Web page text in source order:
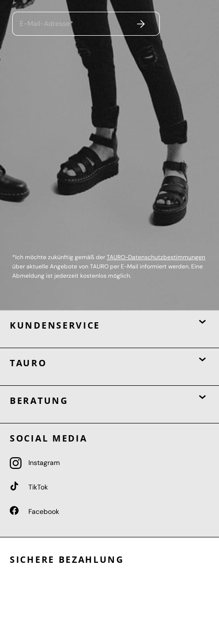
E-Mail-Adresse* ABSENDEN
*Ich möchte zukünftig gemäß derTAURO-Datenschutzbestimmungen
über aktuelle Angebote von TAURO per E-Mail informiert werden. Eine
Abmeldung ist jederzeit kostenlos möglich.
KUNDENSERVICE
TAURO
BERATUNG
SOCIAL MEDIA
Instagram
TikTok
Facebook
SICHERE BEZAHLUNG